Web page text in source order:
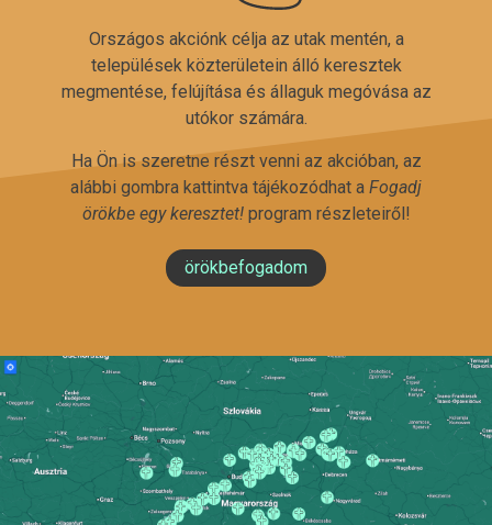
Országos akciónk célja az utak mentén, a
települések közterületein álló keresztek
megmentése, felújítása és állaguk megóvása az
utókor számára.
Ha Ön is szeretne részt venni az akcióban, az
alábbi gombra kattintva tájékozódhat a Fogadj
örökbe egy keresztet!program részleteiről!
örökbefogadom